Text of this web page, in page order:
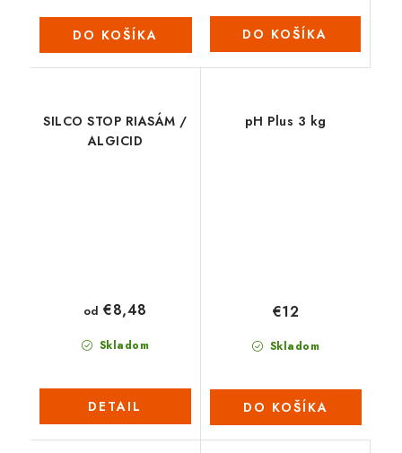
DO KOŠÍKA DO KOŠÍKA
SILCO STOP RIASÁM /
ALGICID
Skladom
od €8,48
DETAIL
pH Plus 3 kg
Skladom
€12
DO KOŠÍKA